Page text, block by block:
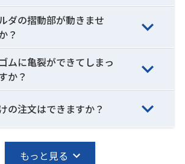
ダの摺動部が動きませ
？
ムに亀裂ができてしまっ
か？
の注文はできますか？
もっと見る